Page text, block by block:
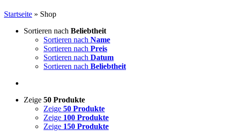
Startseite » Shop
Sortieren nach Beliebtheit
Sortieren nach Name
Sortieren nach Preis
Sortieren nach Datum
Sortieren nach Beliebtheit
Zeige 50 Produkte
Zeige 50 Produkte
Zeige 100 Produkte
Zeige 150 Produkte